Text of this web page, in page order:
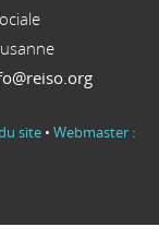
site • Webmaster :